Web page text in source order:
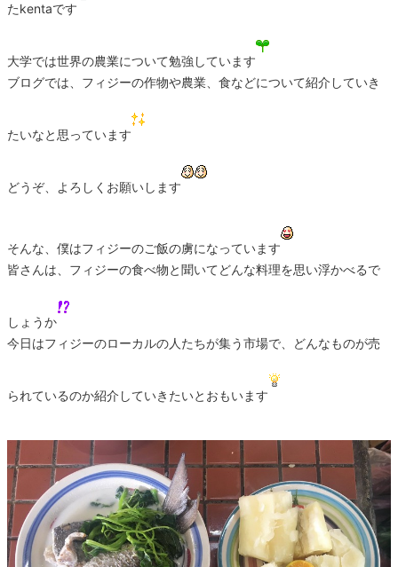
たkentaです
大学では世界の農業について勉強しています
ブログでは、フィジーの作物や農業、食などについて紹介していき
たいなと思っています
どうぞ、よろしくお願いします
そんな、僕はフィジーのご飯の虜になっています
皆さんは、フィジーの食べ物と聞いてどんな料理を思い浮かべるで
しょうか
今日はフィジーのローカルの人たちが集う市場で、どんなものが売
られているのか紹介していきたいとおもいます